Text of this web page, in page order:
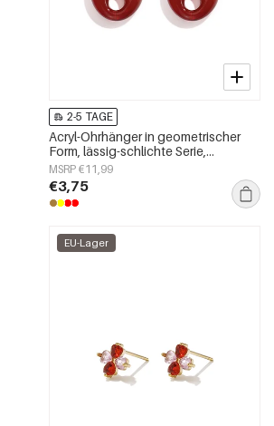
2-5 TAGE
Acryl-Ohrhänger in geometrischer
Form, lässig-schlichte Serie,
Damenschmuck
MSRP €11,99
€3,75
EU-Lager